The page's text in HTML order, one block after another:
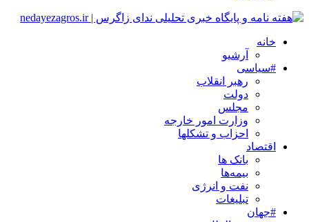
خانه
آرشیو
#سیاسی
رهبر انقلاب
دولت
مجلس
وزارت امور خارجه
احزاب و تشکلها
اقتصاد
بانک ها
بیمه‌ها
نفت و انرژی
تبلیغات
#جهان